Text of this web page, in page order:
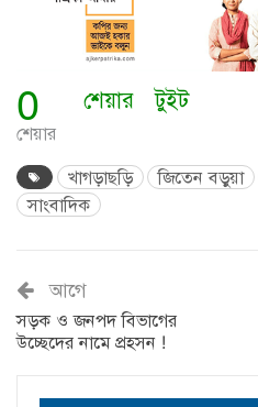
0
শেয়ার
শেয়ার টুইট
খাগড়াছড়ি জিতেন বড়ুয়া
সাংবাদিক
আগে
সড়ক ও জনপদ বিভাগের
উচ্ছেদের নামে প্রহসন !